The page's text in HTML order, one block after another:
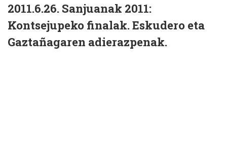
2011.6.26. Sanjuanak 2011:
Kontsejupeko finalak. Eskudero eta
Gaztañagaren adierazpenak.